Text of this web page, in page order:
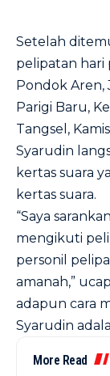
Setelah
pelipatan hari
Pondok Aren,
Parigi Baru,
Tangsel,
Syarudin
kertas suara
kertas suara.
“Saya
mengikuti
personil
amanah,”
adapun cara
Syarudin
More Read